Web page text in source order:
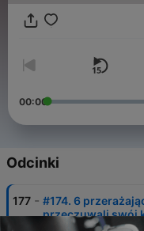
00:00
Odcinki
177 - #174. 6
przeczuwali swój